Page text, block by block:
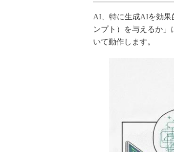
AI、特に生成AIを効果
ンプト）を与えるか
いて動作します。